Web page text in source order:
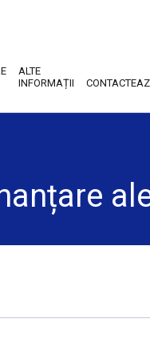
ALTE
INFORMAȚII